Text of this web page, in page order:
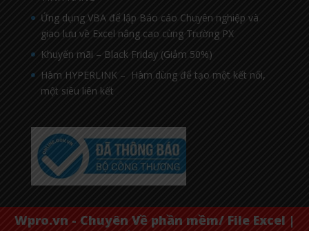
Wpro.vn - Chuyên Về phần mềm/ File Excel |
Ứng dụng VBA để lập Báo cáo Chuyên nghiệp và
giao lưu về Excel nâng cao cùng Trường PX
Khuyến mãi – Black Friday (Giảm 50%)
Hàm HYPERLINK – Hàm dùng để tạo một kết nối,
một siêu liên kết